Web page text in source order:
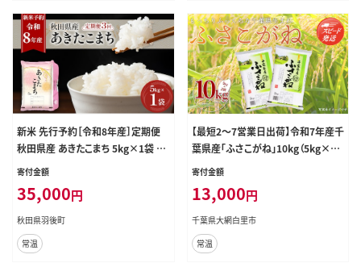
新米 先行予約［令和8年産］定期便
秋田県産 あきたこまち 5kg×1袋 全
3回 毎月お届け 羽後町産 [藤原商
アキタコマチ 定期 定期便 美味しい
秋田 羽後 】
寄付金額
35,000円
秋田県羽後町
常温
【最短2～7営業日出荷】令和7年産千
葉県産「ふさこがね」10kg（5kg×2
袋） お米 10kg 千葉県産 大網白里
料 A004
寄付金額
13,000円
千葉県大網白里市
常温